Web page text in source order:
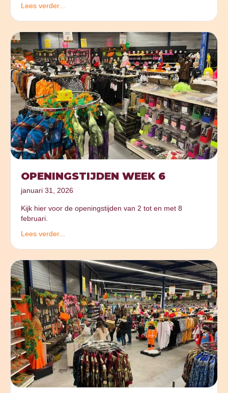
Lees verder...
OPENINGSTIJDEN WEEK 6
januari 31, 2026
Kijk hier voor de openingstijden van 2 tot en met 8
februari.
Lees verder...